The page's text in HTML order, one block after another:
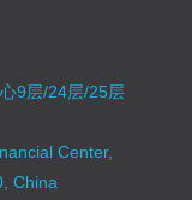
9层/24层/25层
Center,
China